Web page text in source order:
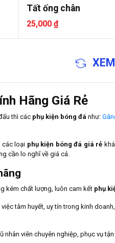
Tất ống chân
25,000 ₫
Hãng Giá Rẻ
thì các phụ kiện bóng đá như:
các loại phụ kiện bóng đá giá rẻ
cần lo nghĩ về giá cả.
kém chất lượng, luôn cam kết phụ
tâm huyết, uy tín trong kinh
viên chuyên nghiệp, phục vụ tận